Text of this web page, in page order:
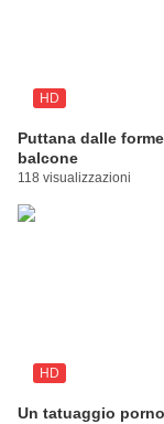
HD
Puttana dalle
balcone
118 visualizzazioni
HD
Un tatuaggio